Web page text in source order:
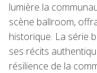
lumière la
scène ballroom,
historique. La série
ses récits
résilience de la